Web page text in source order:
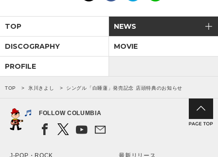
TOP NEWS
DISCOGRAPHY MOVIE
PROFILE
TOP 氷川きよし シングル「白睡蓮」発売記念 店頭特典のお知らせ
FOLLOW COLUMBIA
J-POP・ROCK 最新リリース